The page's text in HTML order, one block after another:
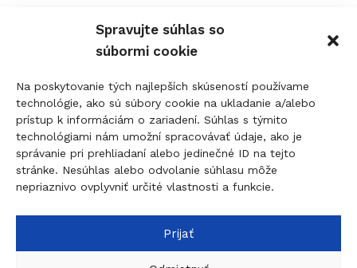
Spravujte súhlas so
súbormi cookie
Na poskytovanie tých najlepších skúseností používame
technológie, ako sú súbory cookie na ukladanie a/alebo
prístup k informáciám o zariadení. Súhlas s týmito
technológiami nám umožní spracovávať údaje, ako je
správanie pri prehliadaní alebo jedinečné ID na tejto
stránke. Nesúhlas alebo odvolanie súhlasu môže
nepriaznivo ovplyvniť určité vlastnosti a funkcie.
Prijať
info@figolock.sk
Kľúčová služba Komárno
Palatínova 20, 945 01 Komárno
0907 737 756 - Non Stop
0911 015 055 - 9:00-17:00
komarno@figolock.sk
© 2026figolock.skcreated bydobrýBRAND
Táto stránka je chránená systémom reCAPTCHA a